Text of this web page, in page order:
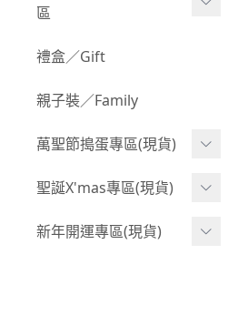
BABY 下身(短褲)
BABY 下身(長褲)
BABY 套裝(短袖)
BABY 套裝(長袖)
叢林探險系列
小紳士系列
韓國小歐巴
Girl 下身(長褲)
Girl 套裝(短袖)
率性牛仔風
夢幻童話系列
小洋裝系列
Acc 襪子
Acc 鞋子
Acc 餐具
Acc 寢具
Acc 其他
泳具
野餐趣
區
©Wonchi 台灣 ｜ 兒童軟
©Disney 美國｜嬰兒用品
©風車圖書 台灣｜兒童圖
嘴
禮盒／Gift
親子裝／Family
萬聖節搗蛋專區(現貨)
萬聖造型頭套(3歲以上)
萬聖.嬰幼兒(0-2歲)
聖誕X'mas專區(現貨)
聖誕.嬰幼兒(0-2歲)
新年開運專區(現貨)